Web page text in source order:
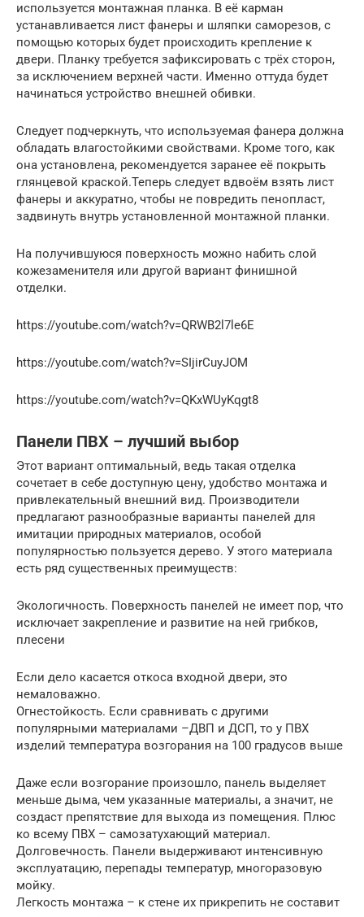
используется монтажная планка. В её карман
устанавливается лист фанеры и шляпки саморезов, с
помощью которых будет происходить крепление к
двери. Планку требуется зафиксировать с трёх сторон,
за исключением верхней части. Именно оттуда будет
начинаться устройство внешней обивки.
Следует подчеркнуть, что используемая фанера должна
обладать влагостойкими свойствами. Кроме того, как
она установлена, рекомендуется заранее её покрыть
глянцевой краской.Теперь следует вдвоём взять лист
фанеры и аккуратно, чтобы не повредить пенопласт,
задвинуть внутрь установленной монтажной планки.
На получившуюся поверхность можно набить слой
кожезаменителя или другой вариант финишной
отделки.
https://youtube.com/watch?v=QRWB2l7le6E
https://youtube.com/watch?v=SIjirCuyJOM
https://youtube.com/watch?v=QKxWUyKqgt8
Панели ПВХ – лучший выбор
Этот вариант оптимальный, ведь такая отделка
сочетает в себе доступную цену, удобство монтажа и
привлекательный внешний вид. Производители
предлагают разнообразные варианты панелей для
имитации природных материалов, особой
популярностью пользуется дерево. У этого материала
есть ряд существенных преимуществ:
Экологичность. Поверхность панелей не имеет пор, что
исключает закрепление и развитие на ней грибков,
плесени
Если дело касается откоса входной двери, это
немаловажно.
Огнестойкость. Если сравнивать с другими
популярными материалами –ДВП и ДСП, то у ПВХ
изделий температура возгорания на 100 градусов выше
Даже если возгорание произошло, панель выделяет
меньше дыма, чем указанные материалы, а значит, не
создаст препятствие для выхода из помещения. Плюс
ко всему ПВХ – самозатухающий материал.
Долговечность. Панели выдерживают интенсивную
эксплуатацию, перепады температур, многоразовую
мойку.
Легкость монтажа – к стене их прикрепить не составит